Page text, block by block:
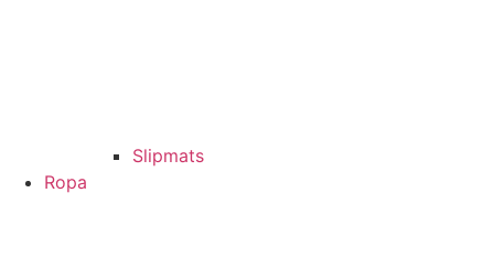
Slipmats
Ropa